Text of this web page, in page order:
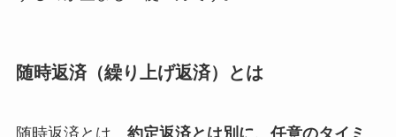
随時返済（繰り上げ返済）とは